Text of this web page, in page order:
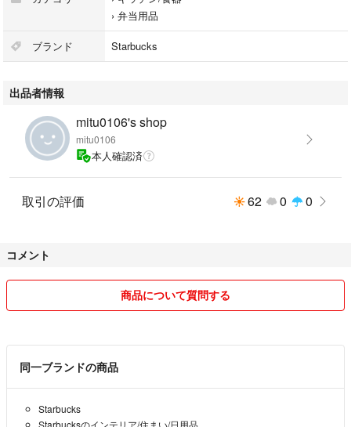
› 弁当用品
ブランド Starbucks
出品者情報
mitu0106's shop
mitu0106
本人確認済
取引の評価 62 0 0
コメント
商品について質問する
同一ブランドの商品
Starbucks